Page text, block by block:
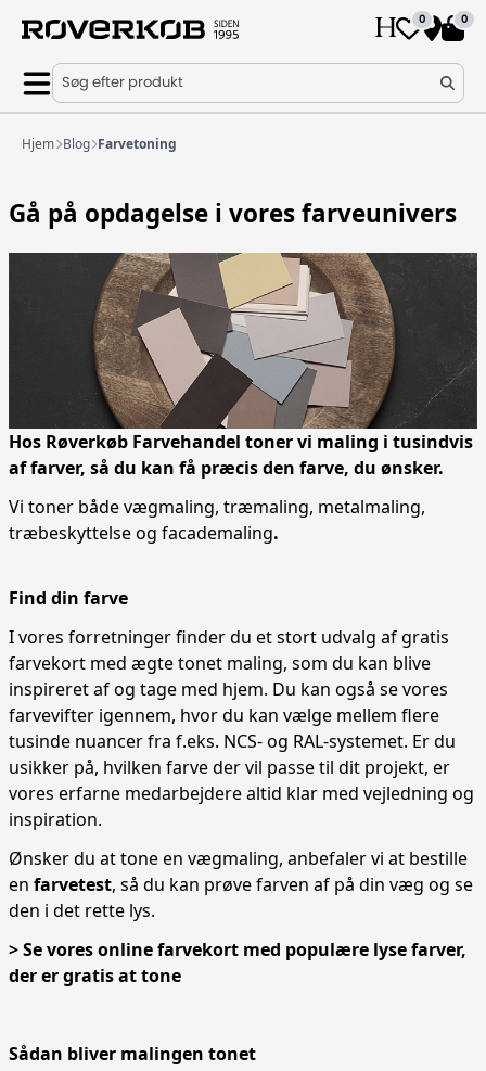
0 0
Søg efter produkt
Hjem Blog Farvetoning
Gå på opdagelse i vores farveunivers
Hos Røverkøb Farvehandel toner vi maling i tusindvis
af farver, så du kan få præcis den farve, du ønsker.
Vi toner både vægmaling, træmaling, metalmaling,
træbeskyttelse og facademaling.
Find din farve
I vores forretninger finder du et stort udvalg af gratis
farvekort med ægte tonet maling, som du kan blive
inspireret af og tage med hjem. Du kan også se vores
farvevifter igennem, hvor du kan vælge mellem flere
tusinde nuancer fra f.eks. NCS- og RAL-systemet. Er du
usikker på, hvilken farve der vil passe til dit projekt, er
vores erfarne medarbejdere altid klar med vejledning og
inspiration.
Ønsker du at tone en vægmaling, anbefaler vi at bestille
en farvetest, så du kan prøve farven af på din væg og se
den i det rette lys.
> Se vores online farvekort med populære lyse farver,
der er gratis at tone
Sådan bliver malingen tonet